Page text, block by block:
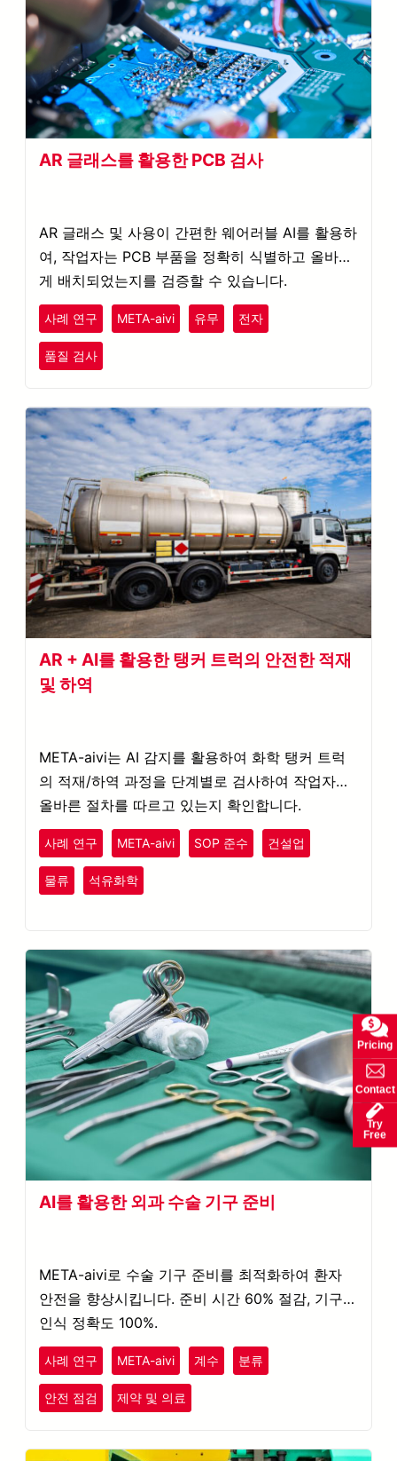
AR 글래스를 활용한 PCB 검사
AR 글래스 및 사용이 간편한 웨어러블 AI를 활용하
여, 작업자는 PCB 부품을 정확히 식별하고 올바르
게 배치되었는지를 검증할 수 있습니다.
사례 연구 META-aivi 유무 전자
품질 검사
AR + AI를 활용한 탱커 트럭의 안전한 적재
및 하역
META-aivi는 AI 감지를 활용하여 화학 탱커 트럭
의 적재/하역 과정을 단계별로 검사하여 작업자가
올바른 절차를 따르고 있는지 확인합니다.
사례 연구 META-aivi SOP 준수 건설업
물류 석유화학
AI를 활용한 외과 수술 기구 준비
META-aivi로 수술 기구 준비를 최적화하여 환자
안전을 향상시킵니다. 준비 시간 60% 절감, 기구
인식 정확도 100%.
사례 연구 META-aivi 계수 분류
안전 점검 제약 및 의료
Pricing
Contact
Try
Free